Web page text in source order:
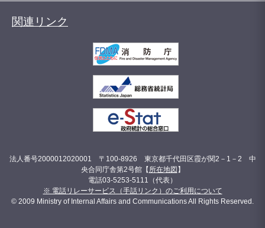
関連リンク
法人番号2000012020001 〒100-8926 東京都千代田区霞が関2－1－2 中
央合同庁舎第2号館【 所在地図 】
電話03-5253-5111（代表）
※ 電話リレーサービス（手話リンク）のご利用について
© 2009 Ministry of Internal Affairs and Communications All Rights Reserved.